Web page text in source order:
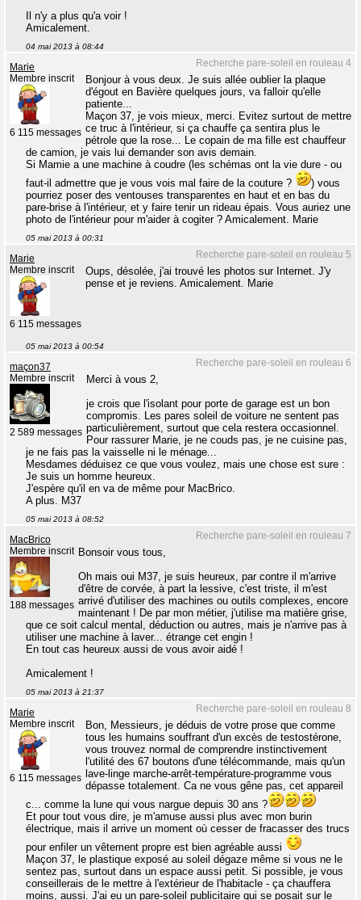
Il n'y a plus qu'a voir !
Amicalement.
04 mai 2013 à 08:44
Recherche pare-soleil en rouleau 4
Marie
Membre inscrit
6 115 messages
Bonjour à vous deux. Je suis allée oublier la plaque
d'égout en Bavière quelques jours, va falloir qu'elle
patiente...
Maçon 37, je vois mieux, merci. Evitez surtout de mettre
ce truc à l'intérieur, si ça chauffe ça sentira plus le
pétrole que la rose... Le copain de ma fille est chauffeur
de camion, je vais lui demander son avis demain.
Si Mamie a une machine à coudre (les schémas ont la vie dure - ou
faut-il admettre que je vous vois mal faire de la couture ?
) vous
pourriez poser des ventouses transparentes en haut et en bas du
pare-brise à l'intérieur, et y faire tenir un rideau épais. Vous auriez une
photo de l'intérieur pour m'aider à cogiter ? Amicalement. Marie
05 mai 2013 à 00:31
Recherche pare-soleil en rouleau 5
Marie
Membre inscrit
6 115 messages
Oups, désolée, j'ai trouvé les photos sur Internet. J'y
pense et je reviens. Amicalement. Marie
05 mai 2013 à 00:54
Recherche pare-soleil en rouleau 6
maçon37
Membre inscrit
2 589 messages
Merci à vous 2,
je crois que l'isolant pour porte de garage est un bon
compromis. Les pares soleil de voiture ne sentent pas
particulièrement, surtout que cela restera occasionnel.
Pour rassurer Marie, je ne couds pas, je ne cuisine pas,
je ne fais pas la vaisselle ni le ménage...
Mesdames déduisez ce que vous voulez, mais une chose est sure :
Je suis un homme heureux.
J'espère qu'il en va de même pour MacBrico.
A plus. M37
05 mai 2013 à 08:52
Recherche pare-soleil en rouleau 7
MacBrico
Membre inscrit
188 messages
Bonsoir vous tous,
Oh mais oui M37, je suis heureux, par contre il m'arrive
d'être de corvée, à part la lessive, c'est triste, il m'est
arrivé d'utiliser des machines ou outils complexes, encore
maintenant ! De par mon métier, j'utilise ma matière grise,
que ce soit calcul mental, déduction ou autres, mais je n'arrive pas à
utiliser une machine à laver... étrange cet engin !
En tout cas heureux aussi de vous avoir aidé !
Amicalement !
05 mai 2013 à 21:37
Recherche pare-soleil en rouleau 8
Marie
Membre inscrit
6 115 messages
Bon, Messieurs, je déduis de votre prose que comme
tous les humains souffrant d'un excès de testostérone,
vous trouvez normal de comprendre instinctivement
l'utilité des 67 boutons d'une télécommande, mais qu'un
lave-linge marche-arrêt-température-programme vous
dépasse totalement. Ca ne vous gêne pas, cet appareil
c... comme la lune qui vous nargue depuis 30 ans ?
Et pour tout vous dire, je m'amuse aussi plus avec mon burin
électrique, mais il arrive un moment où cesser de fracasser des trucs
pour enfiler un vêtement propre est bien agréable aussi
Maçon 37, le plastique exposé au soleil dégaze même si vous ne le
sentez pas, surtout dans un espace aussi petit. Si possible, je vous
conseillerais de le mettre à l'extérieur de l'habitacle - ça chauffera
moins, aussi. J'ai eu un pare-soleil publicitaire qui se posait sur le